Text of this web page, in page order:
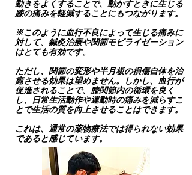
動きをよくすることで、動かすときに生じる
膝の痛みを軽減することにもつながります。
※このように血行不良によって生じる痛みに
対して、鍼灸治療や関節モビライゼーション
はとても有効です。
ただし、関節の変形や半月板の損傷自体を治
癒させる効果は望めません。しかし、血行が
促進されることで、膝関節内の循環を良く
し、日常生活動作や運動時の痛みを減らすこ
とで生活の質を向上させることはできます。​
これは、通常の薬物療法では得られない効果
であると感じています。